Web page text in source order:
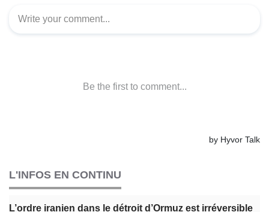
L'INFOS EN CONTINU
L’ordre iranien dans le détroit d’Ormuz est irréversible